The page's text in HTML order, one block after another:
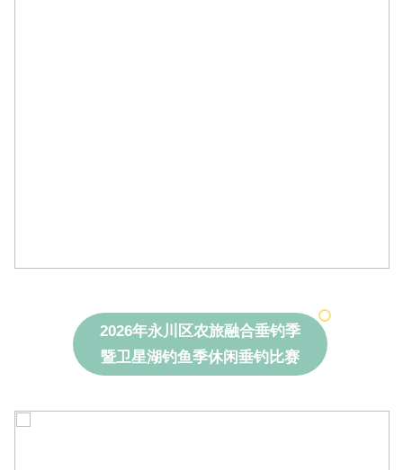
2026年永川区农旅融合垂钓季
暨卫星湖钓鱼季休闲垂钓比赛